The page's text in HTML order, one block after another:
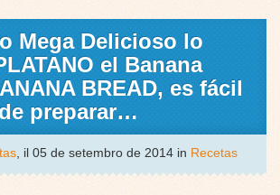
Mega Delicioso lo
el Banana
BREAD, es fácil
preparar…
, il 05 de setembro de 2014 in Recetas